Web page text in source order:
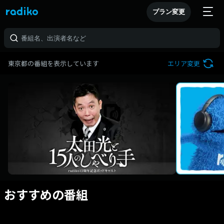
プラン変更
東京都の番組を表示しています エリア変更
おすすめの番組